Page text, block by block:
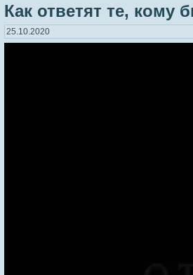
Как ответят те,
25.10.2020